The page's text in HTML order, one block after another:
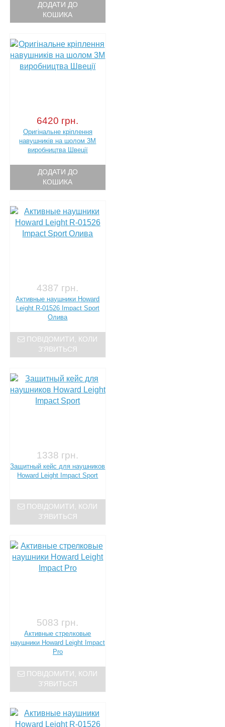
ДОДАТИ ДО
КОШИКА
6420 грн.
Оригінальне кріплення
навушників на шолом 3M
виробництва Швеції
ДОДАТИ ДО
КОШИКА
4387 грн.
Активные наушники Howard
Leight R-01526 Impact Sport
Олива
ПОВІДОМИТИ, КОЛИ
З'ЯВИТЬСЯ
1338 грн.
Защитный кейс для наушников
Howard Leight Impact Sport
ПОВІДОМИТИ, КОЛИ
З'ЯВИТЬСЯ
5083 грн.
Активные стрелковые
наушники Howard Leight Impact
Pro
ПОВІДОМИТИ, КОЛИ
З'ЯВИТЬСЯ